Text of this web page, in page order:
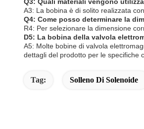
A3: La bobina è di solito realizzata
Q4: Come posso determinare la
R4: Per selezionare la dimensione
D5: La bobina della valvola
A5: Molte bobine di valvola
dettagli del prodotto per le specifiche
Tag: Solleno Di Solenoide